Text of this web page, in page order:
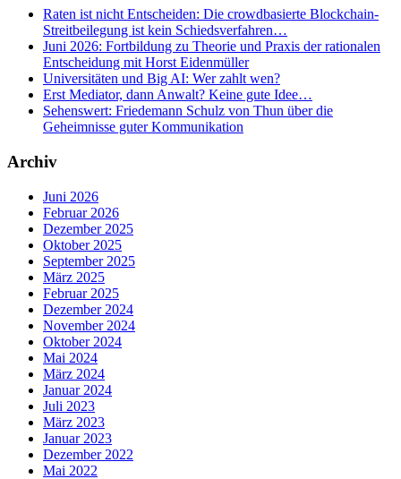
Raten ist nicht Entscheiden: Die crowdbasierte Blockchain-
Streitbeilegung ist kein Schiedsverfahren…
Juni 2026: Fortbildung zu Theorie und Praxis der rationalen
Entscheidung mit Horst Eidenmüller
Universitäten und Big AI: Wer zahlt wen?
Erst Mediator, dann Anwalt? Keine gute Idee…
Sehenswert: Friedemann Schulz von Thun über die
Geheimnisse guter Kommunikation
Archiv
Juni 2026
Februar 2026
Dezember 2025
Oktober 2025
September 2025
März 2025
Februar 2025
Dezember 2024
November 2024
Oktober 2024
Mai 2024
März 2024
Januar 2024
Juli 2023
März 2023
Januar 2023
Dezember 2022
Mai 2022